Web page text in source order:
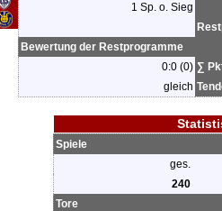
1 Sp. o. Sieg
Bewertung der Restprogramme
0:0 (0) ∑
gleich
Spiele
ges.
240
Tore